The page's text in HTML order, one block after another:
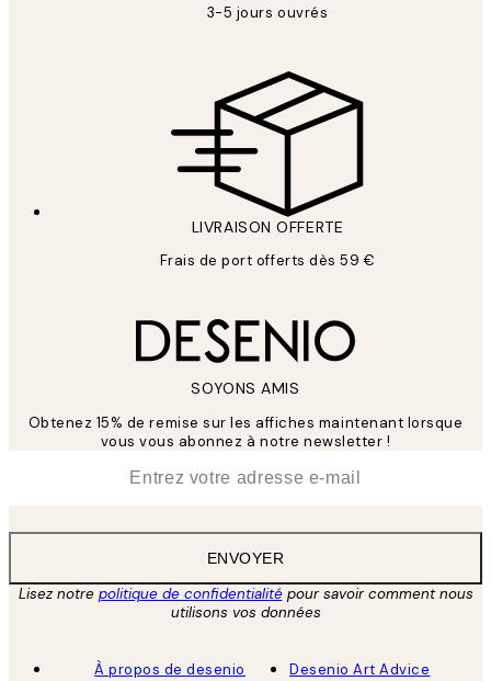
3-5 jours ouvrés
LIVRAISON OFFERTE
Frais de port offerts dès 59 €
SOYONS AMIS
Obtenez 15% de remise sur les affiches maintenant lorsque
vous vous abonnez à notre newsletter !
ENVOYER
Lisez notre politique de confidentialitépour savoir comment nous
utilisons vos données
À propos de desenio
Desenio Art Advice